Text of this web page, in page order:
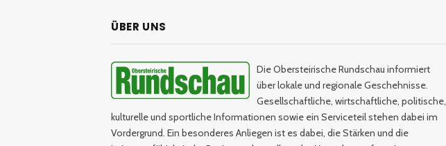
ÜBER UNS
Die Obersteirische Rundschau informiert
über lokale und regionale Geschehnisse.
Gesellschaftliche, wirtschaftliche, politische,
kulturelle und sportliche Informationen sowie ein Serviceteil stehen dabei im
Vordergrund. Ein besonderes Anliegen ist es dabei, die Stärken und die